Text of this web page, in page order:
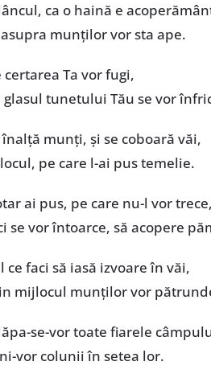
ca o haină e
munților vor sta ape.
certarea Ta vor fugi,
glasul tunetului Tău se vor
înalță munți, și se coboară văi,
pe care l-ai pus temelie.
ai pus, pe care nu-l vor trece,
se vor întoarce, să acopere
ce faci să iasă izvoare în văi,
mijlocul munților vor
se-vor toate fiarele
vor colunii în setea lor.